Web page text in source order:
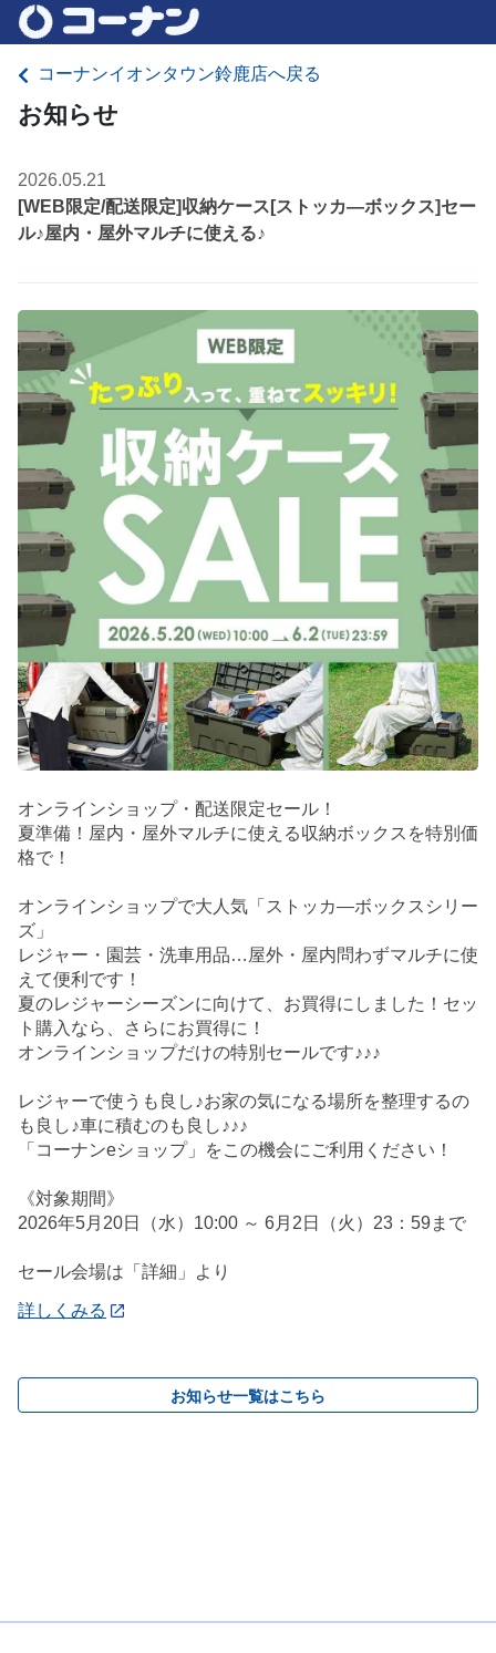
コーナンイオンタウン鈴鹿店へ戻る
お知らせ
2026.05.21
[WEB限定/配送限定]収納ケース[ストッカ―ボックス]セー
ル♪屋内・屋外マルチに使える♪
オンラインショップ・配送限定セール！
夏準備！屋内・屋外マルチに使える収納ボックスを特別価
格で！
オンラインショップで大人気「ストッカ―ボックスシリー
ズ」
レジャー・園芸・洗車用品…屋外・屋内問わずマルチに使
えて便利です！
夏のレジャーシーズンに向けて、お買得にしました！セッ
ト購入なら、さらにお買得に！
オンラインショップだけの特別セールです♪♪♪
レジャーで使うも良し♪お家の気になる場所を整理するの
も良し♪車に積むのも良し♪♪♪
「コーナンeショップ」をこの機会にご利用ください！
《対象期間》
2026年5月20日（水）10:00 ～ 6月2日（火）23：59まで
セール会場は「詳細」より
詳しくみる
お知らせ一覧はこちら